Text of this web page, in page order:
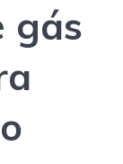
gás